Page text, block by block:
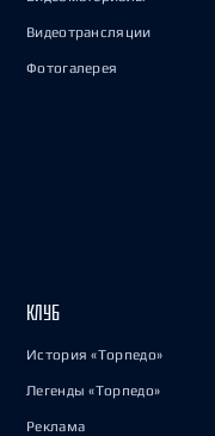
Видеотрансляции
Фотогалерея
КЛУБ
История «Торпедо»
Легенды «Торпедо»
Реклама